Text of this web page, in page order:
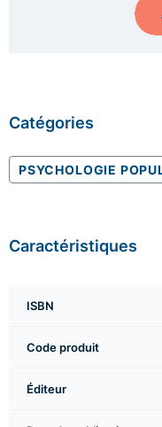
Catégories
PSYCHOLOGIE
Caractéristiques
ISBN
Code produit
Éditeur